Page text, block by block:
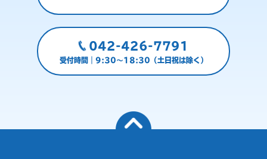
042-426-7791
受付時間｜9:30～18:30（土日祝は除く）